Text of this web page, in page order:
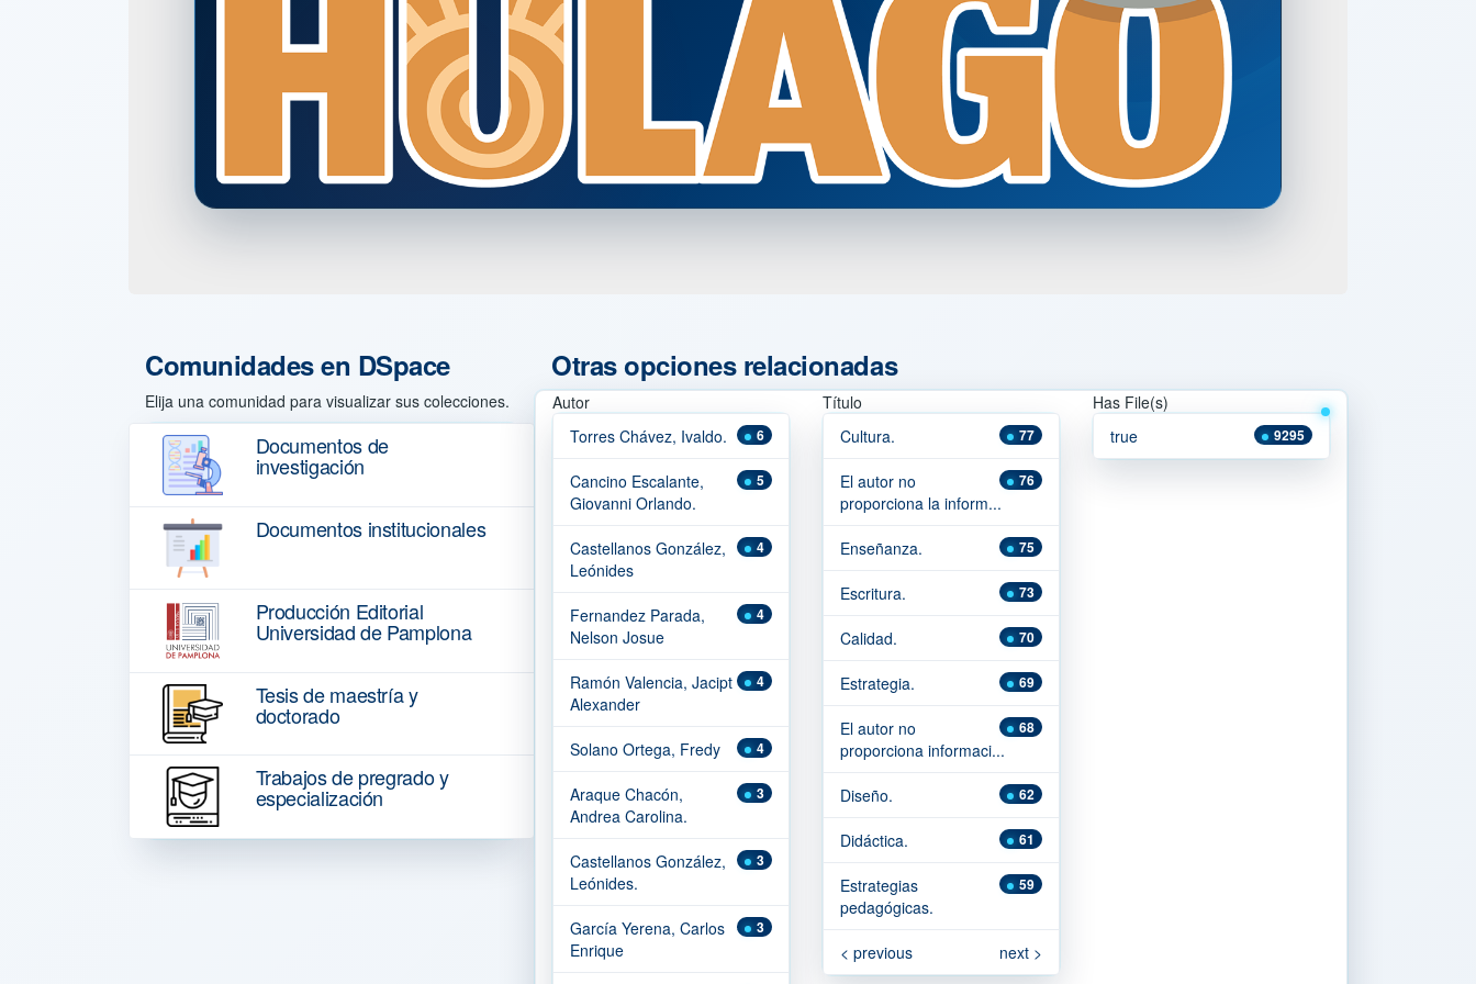
Comunidades en DSpace
Elija una comunidad para visualizar sus colecciones.
Documentos de
investigación
Documentos institucionales
Producción Editorial
Universidad de Pamplona
Tesis de maestría y
doctorado
Trabajos de pregrado y
especialización
Otras opciones relacionadas
Autor
6
Torres Chávez, Ivaldo.
5
Cancino Escalante,
Giovanni Orlando.
4
Castellanos González,
Leónides
4
Fernandez Parada,
Nelson Josue
4
Ramón Valencia, Jacipt
Alexander
4
Solano Ortega, Fredy
3
Araque Chacón,
Andrea Carolina.
3
Castellanos González,
Leónides.
3
García Yerena, Carlos
Enrique
Título
77
Cultura.
76
El autor no
proporciona la inform...
75
Enseñanza.
73
Escritura.
70
Calidad.
69
Estrategia.
68
El autor no
proporciona informaci...
62
Diseño.
61
Didáctica.
59
Estrategias
pedagógicas.
< previous next >
Has File(s)
9295
true